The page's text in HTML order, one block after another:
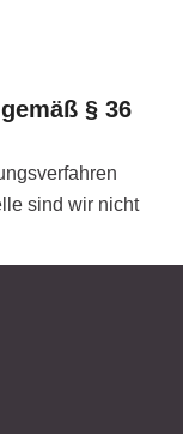
§ 36
sind wir nicht